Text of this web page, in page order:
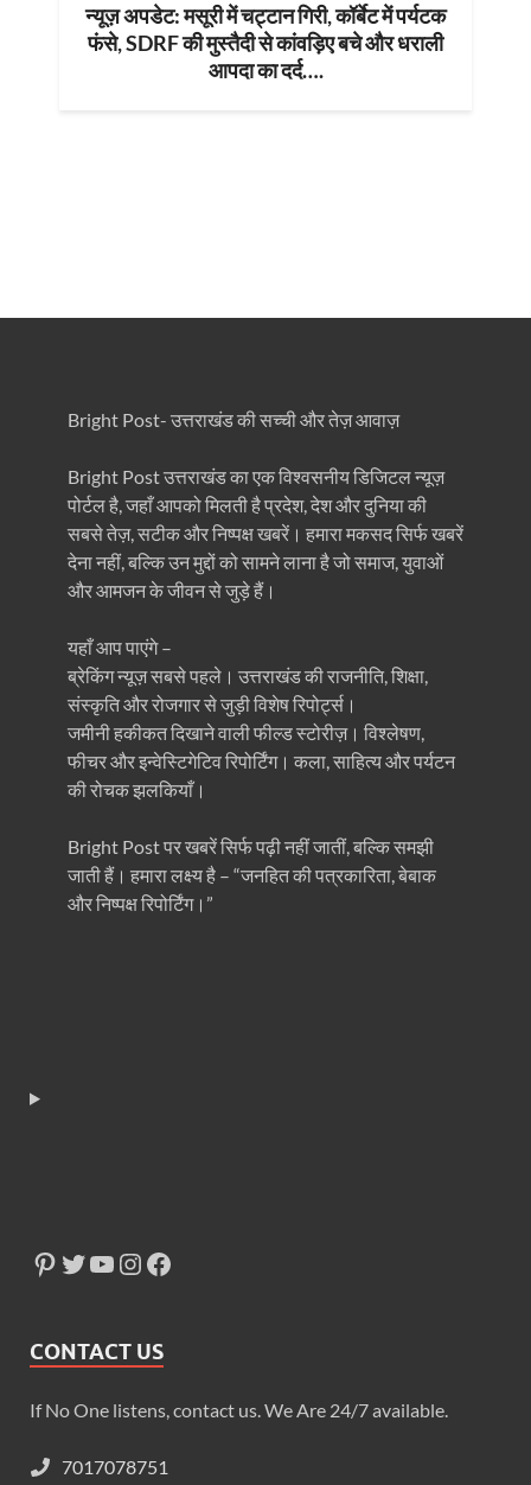
न्यूज़ अपडेट: मसूरी में चट्टान गिरी, कॉर्बेट में पर्यटक
फंसे, SDRF की मुस्तैदी से कांवड़िए बचे और धराली
आपदा का दर्द….
Bright Post- उत्तराखंड की सच्ची और तेज़ आवाज़
Bright Post उत्तराखंड का एक विश्वसनीय डिजिटल न्यूज़
पोर्टल है, जहाँ आपको मिलती है प्रदेश, देश और दुनिया की
सबसे तेज़, सटीक और निष्पक्ष खबरें। हमारा मकसद सिर्फ खबरें
देना नहीं, बल्कि उन मुद्दों को सामने लाना है जो समाज, युवाओं
और आमजन के जीवन से जुड़े हैं।
यहाँ आप पाएंगे –
ब्रेकिंग न्यूज़ सबसे पहले। उत्तराखंड की राजनीति, शिक्षा,
संस्कृति और रोजगार से जुड़ी विशेष रिपोर्ट्स।
जमीनी हकीकत दिखाने वाली फील्ड स्टोरीज़। विश्लेषण,
फीचर और इन्वेस्टिगेटिव रिपोर्टिंग। कला, साहित्य और पर्यटन
की रोचक झलकियाँ।
Bright Post पर खबरें सिर्फ पढ़ी नहीं जातीं, बल्कि समझी
जाती हैं। हमारा लक्ष्य है – “जनहित की पत्रकारिता, बेबाक
और निष्पक्ष रिपोर्टिंग।”
CONTACT US
If No One listens, contact us. We Are 24/7 available.
7017078751